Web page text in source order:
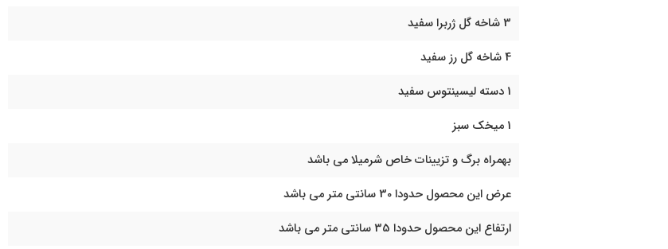
3 شاخه گل ژربرا سفید
4 شاخه گل رز سفید
1 دسته لیسینتوس سفید
1 میخک سبز
بهمراه برگ و تزیینات خاص شرمیلا می باشد
عرض این محصول حدودا 30 سانتی متر می باشد
ارتفاع این محصول حدودا 35 سانتی متر می باشد